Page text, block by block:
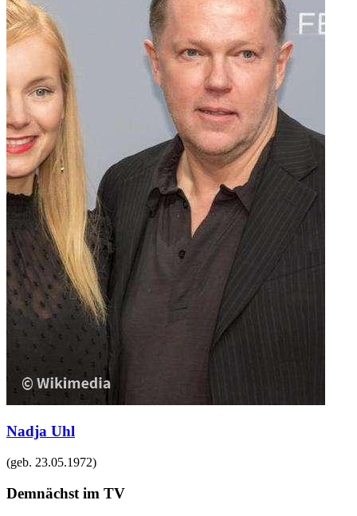
Nadja Uhl
(geb. 23.05.1972)
Demnächst im TV